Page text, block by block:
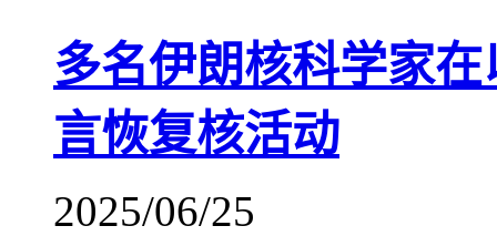
多名伊朗核科学家
言恢复核活动
2025/06/25